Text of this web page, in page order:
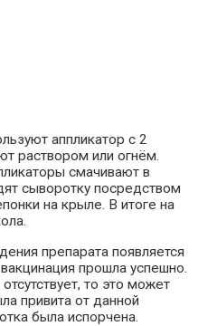
аппликатор с 2
раствором или огнём.
смачивают в
сыворотку посредством
на крыле. В итоге на
препарата появляется
прошла успешно.
то это может
привита от данной
была испорчена.